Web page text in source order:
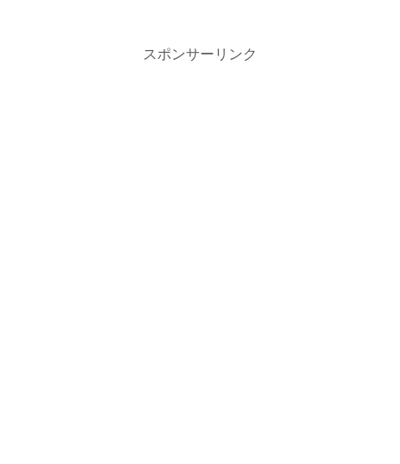
スポンサーリンク